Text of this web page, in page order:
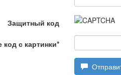
/ Маңызды сұрақ
Защитный код
код с картинки*